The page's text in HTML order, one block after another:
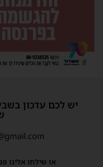
יש לכם עדכון
או שילחו אלינו